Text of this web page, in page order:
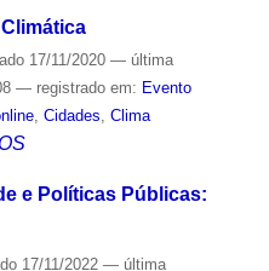
17/11/2020 — última
— registrado em: Evento
, Cidades Clima
e Políticas Públicas:
17/11/2022 — última